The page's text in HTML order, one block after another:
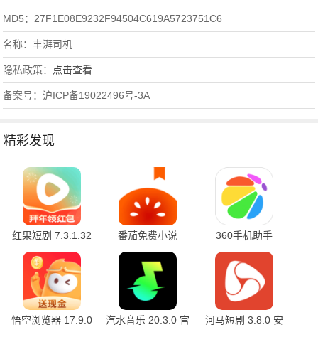
MD5：27F1E08E9232F94504C619A5723751C6
名称：丰湃司机
隐私政策： 点击查看
备案号：沪ICP备19022496号-3A
精彩发现
红果短剧 7.3.1.32
官方版
番茄免费小说
7.3.1.32 安卓版
360手机助手
10.2.2 官方版
悟空浏览器 17.9.0
汽水音乐 20.3.0 官
河马短剧 3.8.0 安